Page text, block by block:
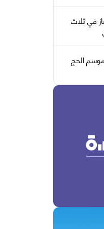
في ثلاث
الحج